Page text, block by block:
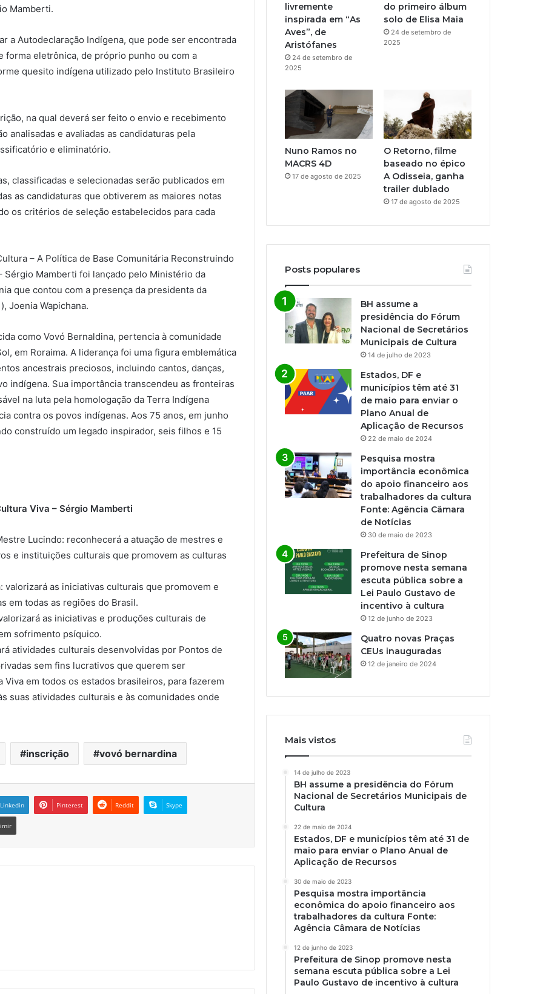
Mamberti.
a Autodeclaração Indígena, que pode ser encontrada
forma eletrônica, de próprio punho ou com a
quesito indígena utilizado pelo Instituto Brasileiro
na qual deverá ser feito o envio e recebimento
analisadas e avaliadas as candidaturas pela
e eliminatório.
classificadas e selecionadas serão publicados em
as candidaturas que obtiverem as maiores notas
os critérios de seleção estabelecidos para cada
– A Política de Base Comunitária Reconstruindo
Sérgio Mamberti foi lançado pelo Ministério da
que contou com a presença da presidenta da
Joenia Wapichana.
como Vovó Bernaldina, pertencia à comunidade
em Roraima. A liderança foi uma figura emblemática
ancestrais preciosos, incluindo cantos, danças,
indígena. Sua importância transcendeu as fronteiras
na luta pela homologação da Terra Indígena
contra os povos indígenas. Aos 75 anos, em junho
construído um legado inspirador, seis filhos e 15
Viva – Sérgio Mamberti
Lucindo: reconhecerá a atuação de mestres e
e instituições culturais que promovem as culturas
valorizará as iniciativas culturais que promovem e
em todas as regiões do Brasil.
as iniciativas e produções culturais de
sofrimento psíquico.
atividades culturais desenvolvidas por Pontos de
sem fins lucrativos que querem ser
em todos os estados brasileiros, para fazerem
suas atividades culturais e às comunidades onde
inscrição vovó bernardina
Linkedin Pinterest Reddit Skype
livremente
inspirada em “As
Aves”, de
Aristófanes
24 de setembro de
2025
do primeiro álbum
solo de Elisa Maia
24 de setembro de
2025
Nuno Ramos no
MACRS 4D
17 de agosto de 2025
O Retorno, filme
baseado no épico
A Odisseia, ganha
trailer dublado
17 de agosto de 2025
Posts populares
BH assume a
presidência do Fórum
Nacional de Secretários
Municipais de Cultura
14 de julho de 2023
Estados, DF e
municípios têm até 31
de maio para enviar o
Plano Anual de
Aplicação de Recursos
22 de maio de 2024
Pesquisa mostra
importância econômica
do apoio financeiro aos
trabalhadores da cultura
Fonte: Agência Câmara
de Notícias
30 de maio de 2023
Prefeitura de Sinop
promove nesta semana
escuta pública sobre a
Lei Paulo Gustavo de
incentivo à cultura
12 de junho de 2023
Quatro novas Praças
CEUs inauguradas
12 de janeiro de 2024
Mais vistos
14 de julho de 2023
BH assume a presidência do Fórum
Nacional de Secretários Municipais de
Cultura
22 de maio de 2024
Estados, DF e municípios têm até 31 de
maio para enviar o Plano Anual de
Aplicação de Recursos
30 de maio de 2023
Pesquisa mostra importância
econômica do apoio financeiro aos
trabalhadores da cultura Fonte:
Agência Câmara de Notícias
12 de junho de 2023
Prefeitura de Sinop promove nesta
semana escuta pública sobre a Lei
Paulo Gustavo de incentivo à cultura